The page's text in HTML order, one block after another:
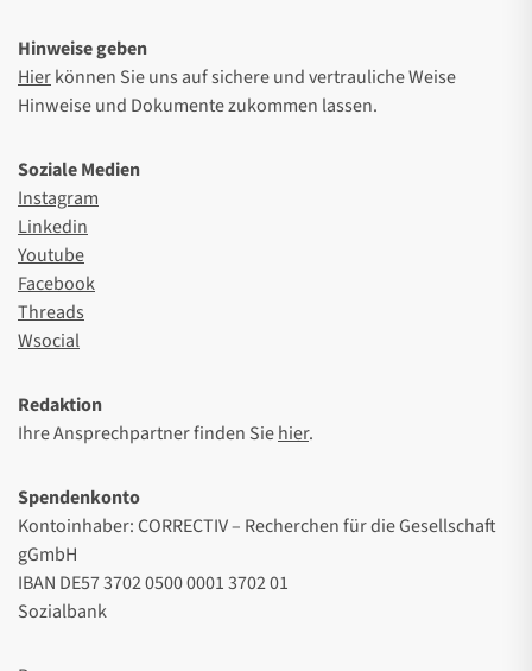
Hinweise geben
Hierkönnen Sie uns auf sichere und vertrauliche Weise
Hinweise und Dokumente zukommen lassen.
Soziale Medien
Instagram
Linkedin
Youtube
Facebook
Threads
Wsocial
Redaktion
Ihre Ansprechpartner finden Siehier.
Spendenkonto
Kontoinhaber: CORRECTIV – Recherchen für die Gesellschaft
gGmbH
IBAN DE57 3702 0500 0001 3702 01
Sozialbank